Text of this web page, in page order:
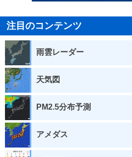
注目のコンテンツ
雨雲レーダー
天気図
PM2.5分布予測
アメダス